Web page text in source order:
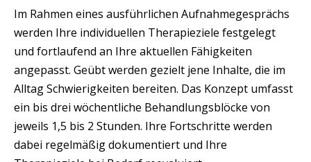
Im Rahmen eines ausführlichen Aufnahmegesprächs
werden Ihre individuellen Therapieziele festgelegt
und fortlaufend an Ihre aktuellen Fähigkeiten
angepasst. Geübt werden gezielt jene Inhalte, die im
Alltag Schwierigkeiten bereiten. Das Konzept umfasst
ein bis drei wöchentliche Behandlungsblöcke von
jeweils 1,5 bis 2 Stunden. Ihre Fortschritte werden
dabei regelmäßig dokumentiert und Ihre